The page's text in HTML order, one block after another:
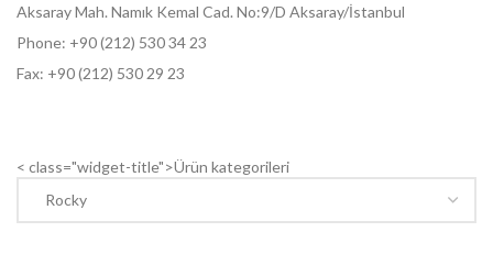
Aksaray Mah. Namık Kemal Cad. No:9/D Aksaray/İstanbul
Phone: +90 (212) 530 34 23
Fax: +90 (212) 530 29 23
< class="widget-title">Ürün kategorileri